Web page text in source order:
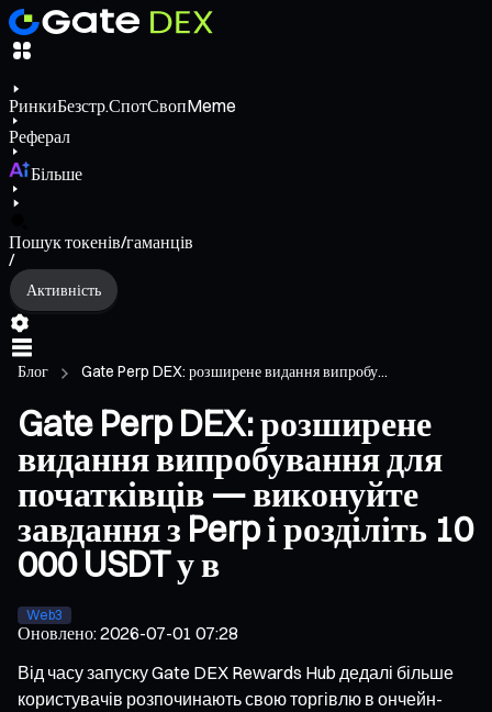
РинкиБезстр.СпотСвопMeme
Реферал
Більше
Пошук токенів/гаманців
/
Активність
Блог Gate Perp DEX: розширене видання випробу...
Gate Perp DEX: розширене
видання випробування для
початківців — виконуйте
завдання з Perp і розділіть 10
000 USDT у в
Web3
Оновлено:2026-07-01 07:28
Від часу запуску Gate DEX Rewards Hub дедалі більше
користувачів розпочинають свою торгівлю в ончейн-